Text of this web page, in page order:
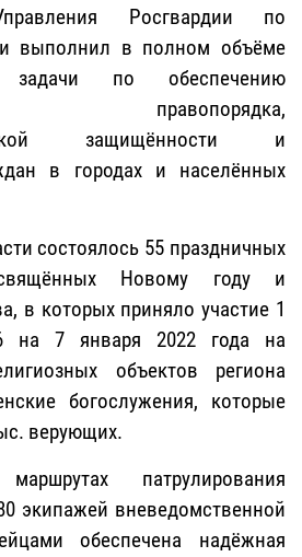
Росгвардии по
выполнил в полном объёме
задачи по обеспечению
правопорядка,
защищённости и
в городах и населённых
состоялось 55 праздничных
Новому году и
в которых приняло участие 1
на 7 января 2022 года на
объектов региона
богослужения, которые
верующих.
патрулирования
экипажей вневедомственной
обеспечена надёжная